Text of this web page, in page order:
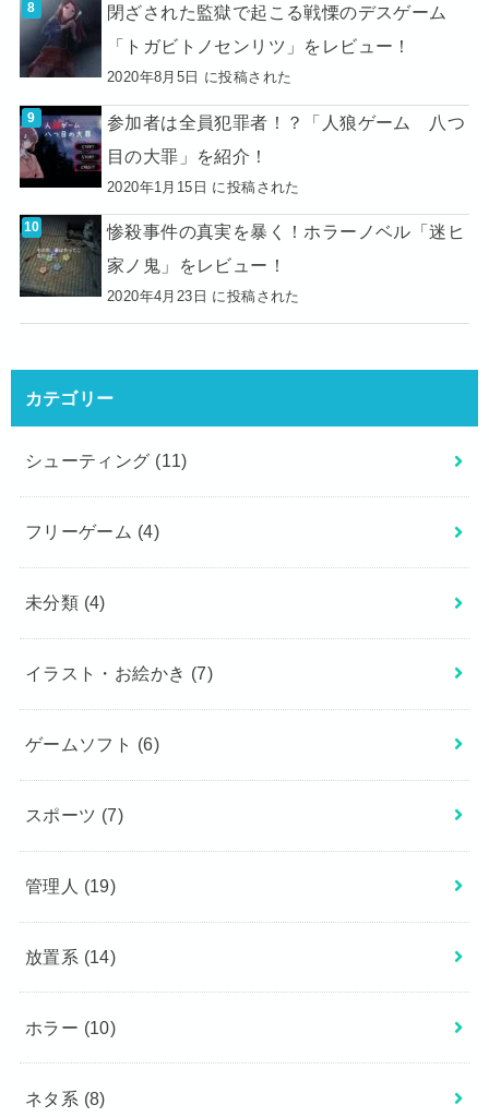
閉ざされた監獄で起こる戦慄のデスゲーム
「トガビトノセンリツ」をレビュー！
2020年8月5日 に投稿された
参加者は全員犯罪者！？「人狼ゲーム 八つ
目の大罪」を紹介！
2020年1月15日 に投稿された
惨殺事件の真実を暴く！ホラーノベル「迷ヒ
家ノ鬼」をレビュー！
2020年4月23日 に投稿された
カテゴリー
シューティング (11)
フリーゲーム (4)
未分類 (4)
イラスト・お絵かき (7)
ゲームソフト (6)
スポーツ (7)
管理人 (19)
放置系 (14)
ホラー (10)
ネタ系 (8)